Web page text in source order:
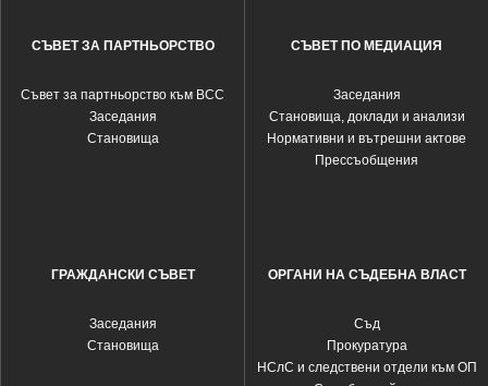
СЪВЕТ ЗА ПАРТНЬОРСТВО
Съвет за партньорство към ВСС
Заседания
Становища
СЪВЕТ ПО МЕДИАЦИЯ
Заседания
Становища, доклади и анализи
Нормативни и вътрешни актове
Прессъобщения
ГРАЖДАНСКИ СЪВЕТ
Заседания
Становища
ОРГАНИ НА СЪДЕБНА ВЛАСТ
Съд
Прокуратура
НСлС и следствени отдели към ОП